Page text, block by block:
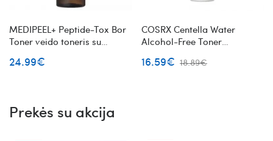
MEDIPEEL+ Peptide-Tox Bor
Toner veido toneris su
24.99€
COSRX Centella Water
Alcohol-Free Toner
centella be alkoholio
16.59€ 18.89€
Prekės su akcija